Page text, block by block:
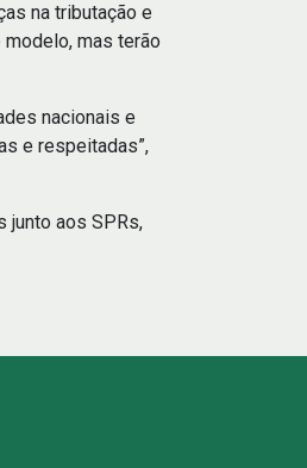
na tributação e
mas terão
nacionais e
e respeitadas”,
junto aos SPRs,